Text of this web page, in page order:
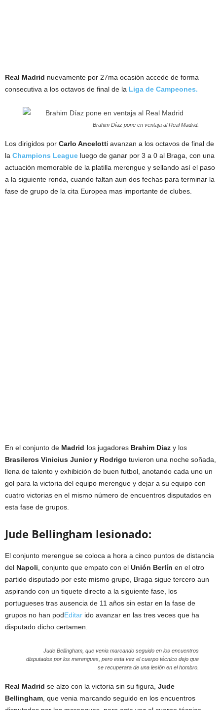
Real Madrid nuevamente por 27ma ocasión accede de forma
consecutiva a los octavos de final de la Liga de Campeones.
Brahim Díaz pone en ventaja al Real Madrid.
Los dirigidos por Carlo Ancelotti avanzan a los octavos de final de
la Champions League luego de ganar por 3 a 0 al Braga, con una
actuación memorable de la platilla merengue y sellando así el paso
a la siguiente ronda, cuando faltan aun dos fechas para terminar la
fase de grupo de la cita Europea mas importante de clubes.
En el conjunto de Madrid los jugadores Brahim Diaz y los
Brasileros Vinicius Junior y Rodrigo tuvieron una noche soñada,
llena de talento y exhibición de buen futbol, anotando cada uno un
gol para la victoria del equipo merengue y dejar a su equipo con
cuatro victorias en el mismo número de encuentros disputados en
esta fase de grupos.
Jude Bellingham lesionado:
El conjunto merengue se coloca a hora a cinco puntos de distancia
del Napoli, conjunto que empato con el Unión Berlín en el otro
partido disputado por este mismo grupo, Braga sigue tercero aun
aspirando con un tiquete directo a la siguiente fase, los
portugueses tras ausencia de 11 años sin estar en la fase de
grupos no han podEditar E
d
t
a
e
s
ido avanzar en las tres veces que ha
disputado dicho certamen.
Jude Bellingham, que venia marcando seguido en los encuentros
disputados por los merengues, pero esta vez el cuerpo técnico dejo que
se recuperara de una lesión en el hombro.
Real Madrid se alzo con la victoria sin su figura, Jude
Bellingham, que venia marcando seguido en los encuentros